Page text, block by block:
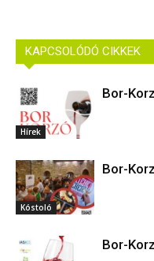
KAPCSOLÓDÓ CIKKEK
Hírek
Bor-
Kóstoló
Bor-
Bor-